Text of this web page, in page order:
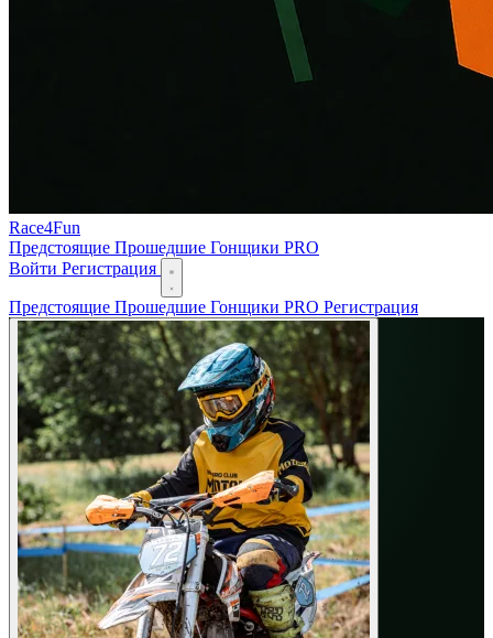
Race4Fun
Предстоящие Прошедшие Гонщики PRO
Войти Регистрация
Предстоящие Прошедшие Гонщики PRO Регистрация